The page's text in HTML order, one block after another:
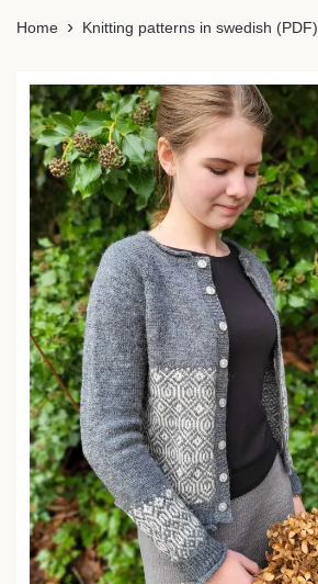
Home Knitting patterns in swedish (PDF)